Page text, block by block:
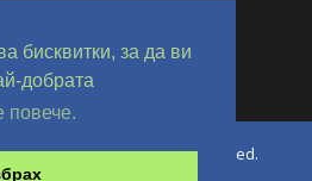
бисквитки, за да ви
добрата
повече.
All Rights Reserved.